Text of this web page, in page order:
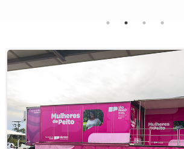
SESI, ampliando o acesso à educação e
retomar os estudos.A última turma da
Jovens e Adultos formada pelo município
oferecida em Sete Barras e, a partir de
passou por uma importante ampliação.
com o SESI, a Prefeitura passou a
o Ensino Fundamental II (6º ao 9º ano) e
Médio, ampliando significativamente as
para que jovens e adultos concluam sua